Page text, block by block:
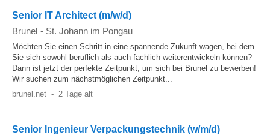
Senior IT Architect (m/w/d)
Brunel - St. Johann im Pongau
Möchten Sie einen Schritt in eine spannende Zukunft wagen, bei dem
Sie sich sowohl beruflich als auch fachlich weiterentwickeln können?
Dann ist jetzt der perfekte Zeitpunkt, um sich bei Brunel zu bewerben!
Wir suchen zum nächstmöglichen Zeitpunkt...
brunel.net - 2 Tage alt
Senior Ingenieur Verpackungstechnik (w/m/d)